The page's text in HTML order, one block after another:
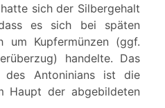
sich der Silbergehalt
es sich bei späten
um Kupfermünzen (ggf.
handelte. Das
des Antoninians ist die
Haupt der abgebildeten